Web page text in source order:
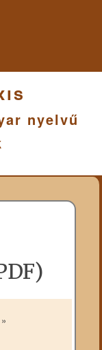
nyelvű
»